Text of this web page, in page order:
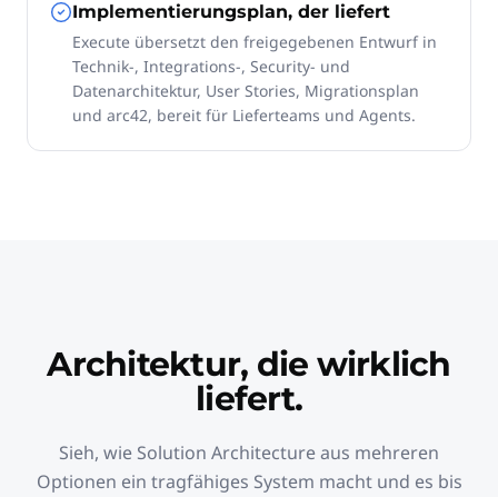
Implementierungsplan, der liefert
Execute übersetzt den freigegebenen Entwurf in
Technik-, Integrations-, Security- und
Datenarchitektur, User Stories, Migrationsplan
und arc42, bereit für Lieferteams und Agents.
Architektur, die wirklich
liefert.
Sieh, wie Solution Architecture aus mehreren
Optionen ein tragfähiges System macht und es bis